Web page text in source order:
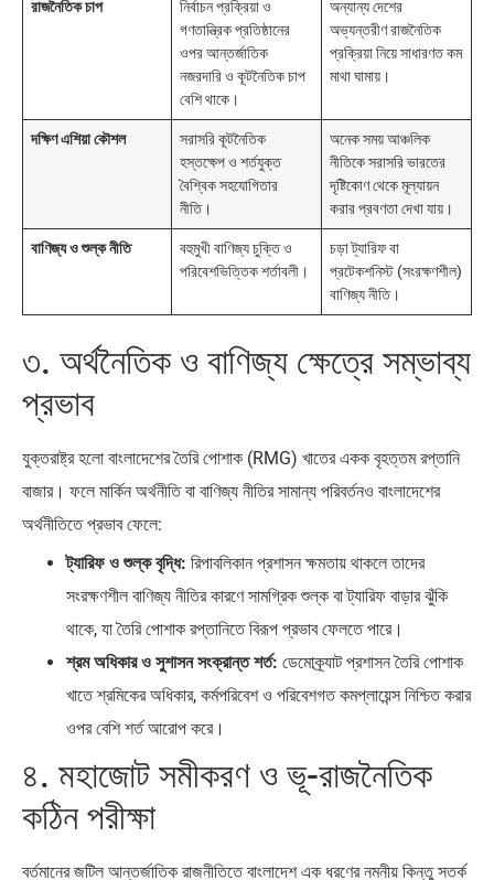
রাজনৈতিক চাপ
নির্বাচন প্রক্রিয়া ও
গণতান্ত্রিক প্রতিষ্ঠানের
ওপর আন্তর্জাতিক
নজরদারি ও কূটনৈতিক চাপ
বেশি থাকে।
অন্যান্য দেশের
অভ্যন্তরীণ রাজনৈতিক
প্রক্রিয়া নিয়ে সাধারণত কম
মাথা ঘামায়।
দক্ষিণ এশিয়া কৌশল
সরাসরি কূটনৈতিক
হস্তক্ষেপ ও শর্তযুক্ত
বৈশ্বিক সহযোগিতার
নীতি।
অনেক সময় আঞ্চলিক
নীতিকে সরাসরি ভারতের
দৃষ্টিকোণ থেকে মূল্যায়ন
করার প্রবণতা দেখা যায়।
বাণিজ্য ও শুল্ক নীতি
বহুমুখী বাণিজ্য চুক্তি ও
পরিবেশভিত্তিক শর্তাবলী।
চড়া ট্যারিফ বা
প্রটেকশনিস্ট (সংরক্ষণশীল)
বাণিজ্য নীতি।
৩. অর্থনৈতিক ও বাণিজ্য ক্ষেত্রে সম্ভাব্য
প্রভাব
যুক্তরাষ্ট্র হলো বাংলাদেশের তৈরি পোশাক (RMG) খাতের একক বৃহত্তম রপ্তানি
বাজার। ফলে মার্কিন অর্থনীতি বা বাণিজ্য নীতির সামান্য পরিবর্তনও বাংলাদেশের
অর্থনীতিতে প্রভাব ফেলে:
ট্যারিফ ও শুল্ক বৃদ্ধি: রিপাবলিকান প্রশাসন ক্ষমতায় থাকলে তাদের
সংরক্ষণশীল বাণিজ্য নীতির কারণে সামগ্রিক শুল্ক বা ট্যারিফ বাড়ার ঝুঁকি
থাকে, যা তৈরি পোশাক রপ্তানিতে বিরূপ প্রভাব ফেলতে পারে।
শ্রম অধিকার ও সুশাসন সংক্রান্ত শর্ত: ডেমোক্র্যাট প্রশাসন তৈরি পোশাক
খাতে শ্রমিকের অধিকার, কর্মপরিবেশ ও পরিবেশগত কমপ্লায়েন্স নিশ্চিত করার
ওপর বেশি শর্ত আরোপ করে।
৪. মহাজোট সমীকরণ ও ভূ-রাজনৈতিক
কঠিন পরীক্ষা
বর্তমানের জটিল আন্তর্জাতিক রাজনীতিতে বাংলাদেশ এক ধরণের নমনীয় কিন্তু সতর্ক